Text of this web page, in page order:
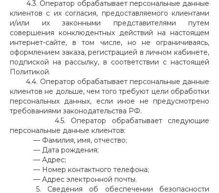
4.3. Оператор обрабатывает персональные данные
клиентов с их согласия, предоставляемого клиентами
и/или их законными представителями путем
совершения конклюдентных действий на настоящем
интернет-сайте, в том числе, но не ограничиваясь,
оформлением заказа, регистрацией в личном кабинете,
подпиской на рассылку, в соответствии с настоящей
Политикой.
4.4. Оператор обрабатывает персональные данные
клиентов не дольше, чем того требуют цели обработки
персональных данных, если иное не предусмотрено
требованиями законодательства РФ.
4.5. Оператор обрабатывает следующие
персональные данные клиентов:
— Фамилия, имя, отчество;
— Дата рождения;
— Адрес;
— Номер контактного телефона;
— Адрес электронной почты.
5. Сведения об обеспечении безопасности